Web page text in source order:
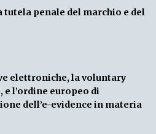
penale del marchio e del
elettroniche, la voluntary
l’ordine europeo di
dell’e-evidence in materia